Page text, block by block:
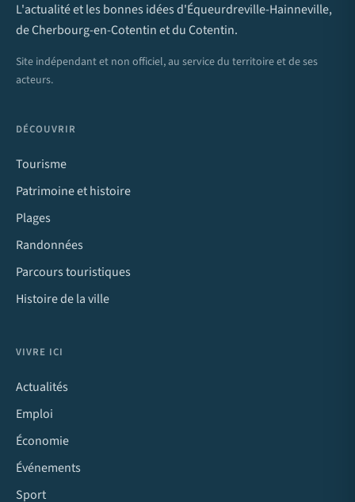
L'actualité et les bonnes idées d'Équeurdreville-Hainneville,
de Cherbourg-en-Cotentin et du Cotentin.
Site indépendant et non officiel, au service du territoire et de ses
acteurs.
DÉCOUVRIR
Tourisme
Patrimoine et histoire
Plages
Randonnées
Parcours touristiques
Histoire de la ville
VIVRE ICI
Actualités
Emploi
Économie
Événements
Sport